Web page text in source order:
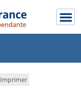
Imprimer